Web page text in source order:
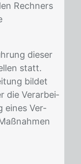
Rechners
die­ser
statt.
bil­det
die Ver­ar­bei­
ei­nes Ver­